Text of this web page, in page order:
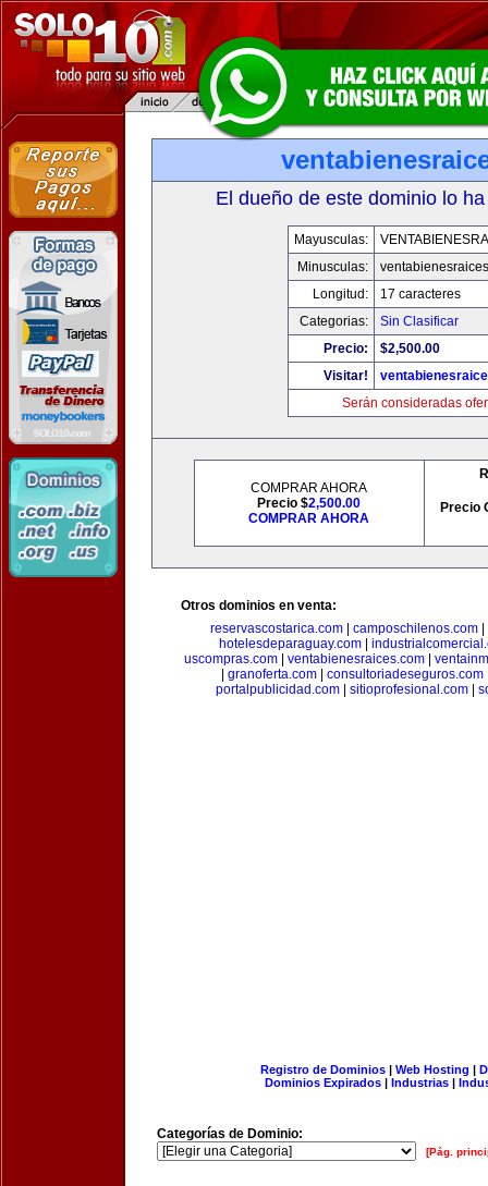
El dueño de este dominio lo
Mayusculas:
Minusculas:
Longitud:
17 caracteres
Categorias:
Sin Clasificar
Precio:
$2,500.00
Visitar!
Serán consideradas
COMPRAR AHORA
Precio $2,500.00
COMPRAR AHORA
Precio
Otros dominios en venta:
reservascostarica.com
camposchilenos.com
hotelesdeparaguay.com|
uscompras.com| ventabienesraices.com|
granoferta.com| consultoriadeseguros.com
portalpublicidad.com
sitioprofesional.com
Registro de Dominios| Web Hosting |
Dominios Expirados | Industrias |
Categorías de Dominio:
[Pág.